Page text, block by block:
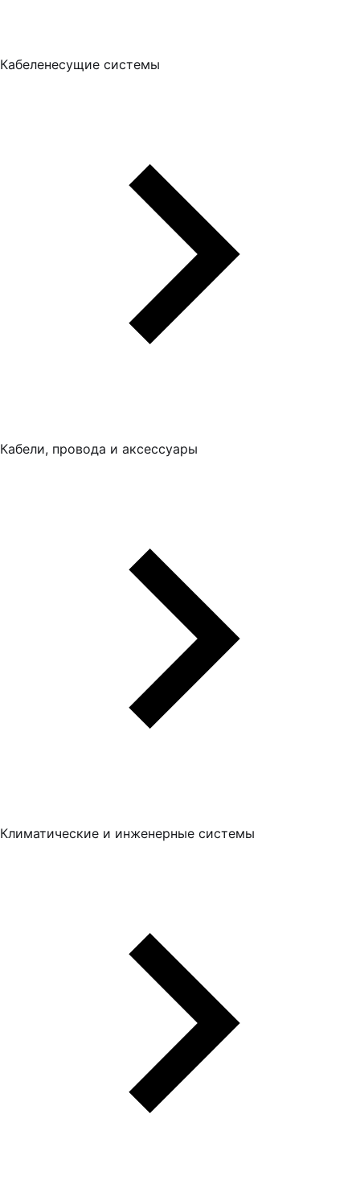
Кабеленесущие системы
Кабели, провода и аксессуары
Климатические и инженерные системы